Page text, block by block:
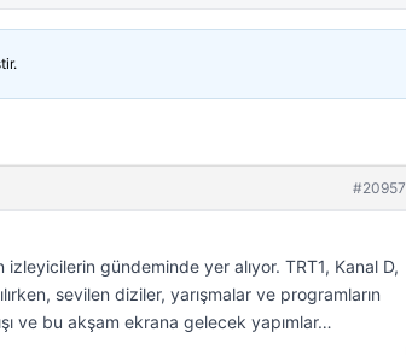
#20957
gündeminde yer alıyor. TRT1, Kanal D,
sevilen diziler, yarışmalar ve programların
ve bu akşam ekrana gelecek yapımlar…